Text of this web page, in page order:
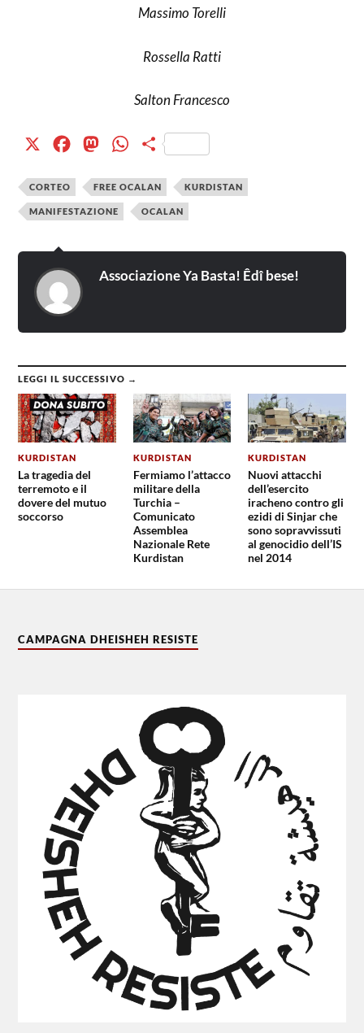
Massimo Torelli
Rossella Ratti
Salton Francesco
FacebookMastodonWhatsAppCondividi
CORTEO FREE OCALAN KURDISTAN
MANIFESTAZIONE OCALAN
Associazione Ya Basta! Êdî bese!
LEGGI IL SUCCESSIVO →
KURDISTAN
La tragedia del
terremoto e il
dovere del mutuo
soccorso
KURDISTAN
Fermiamo l’attacco
militare della
Turchia –
Comunicato
Assemblea
Nazionale Rete
Kurdistan
KURDISTAN
Nuovi attacchi
dell’esercito
iracheno contro gli
ezidi di Sinjar che
sono sopravvissuti
al genocidio dell’IS
nel 2014
CAMPAGNA DHEISHEH RESISTE